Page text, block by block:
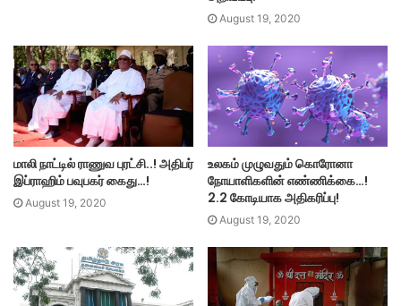
August 19, 2020
மாலி நாட்டில் ராணுவ புரட்சி..! அதிபர்
இப்ராஹிம் பவுபகர் கைது…!
August 19, 2020
உலகம் முழுவதும் கொரோனா
நோயாளிகளின் எண்ணிக்கை…!
2.2 கோடியாக அதிகரிப்பு!
August 19, 2020